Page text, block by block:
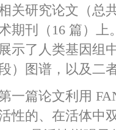
关研究论文（总
期刊（16 篇）上
展示了人类基因组
）图谱，以及二
一篇论文利用
性的、在活体中